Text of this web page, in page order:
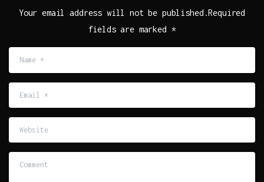
Your email address will not be published.Required
fields are marked *
*
Website